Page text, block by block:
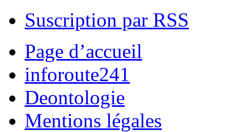
Suscription par RSS
Page d’accueil
inforoute241
Deontologie
Mentions légales